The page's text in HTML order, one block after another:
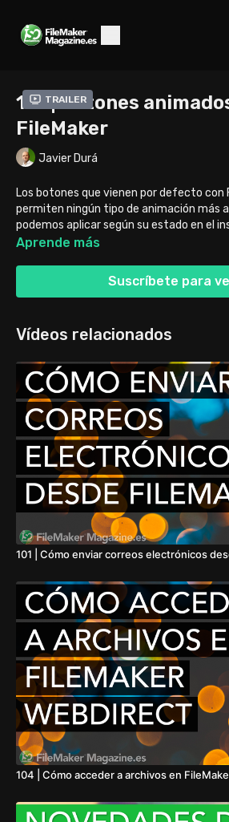
Trailer
131 | Botones
FileMaker
Javier Durá
Los botones que vienen por defecto con
permiten ningún tipo de animación más
podemos aplicar según su estado en el
No obstante, las nuevas herramientas de
funcionalidades propias de los botones de
Aprende más
Suscríbete para
Vídeos relacionados
101 | Cómo enviar correos electrónicos
104 | Cómo acceder a archivos en